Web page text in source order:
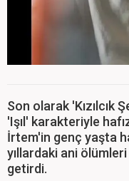
Son olarak 'Kızılcık
'Işıl' karakteriyle
İrtem'in genç yaşta
yıllardaki ani
getirdi.